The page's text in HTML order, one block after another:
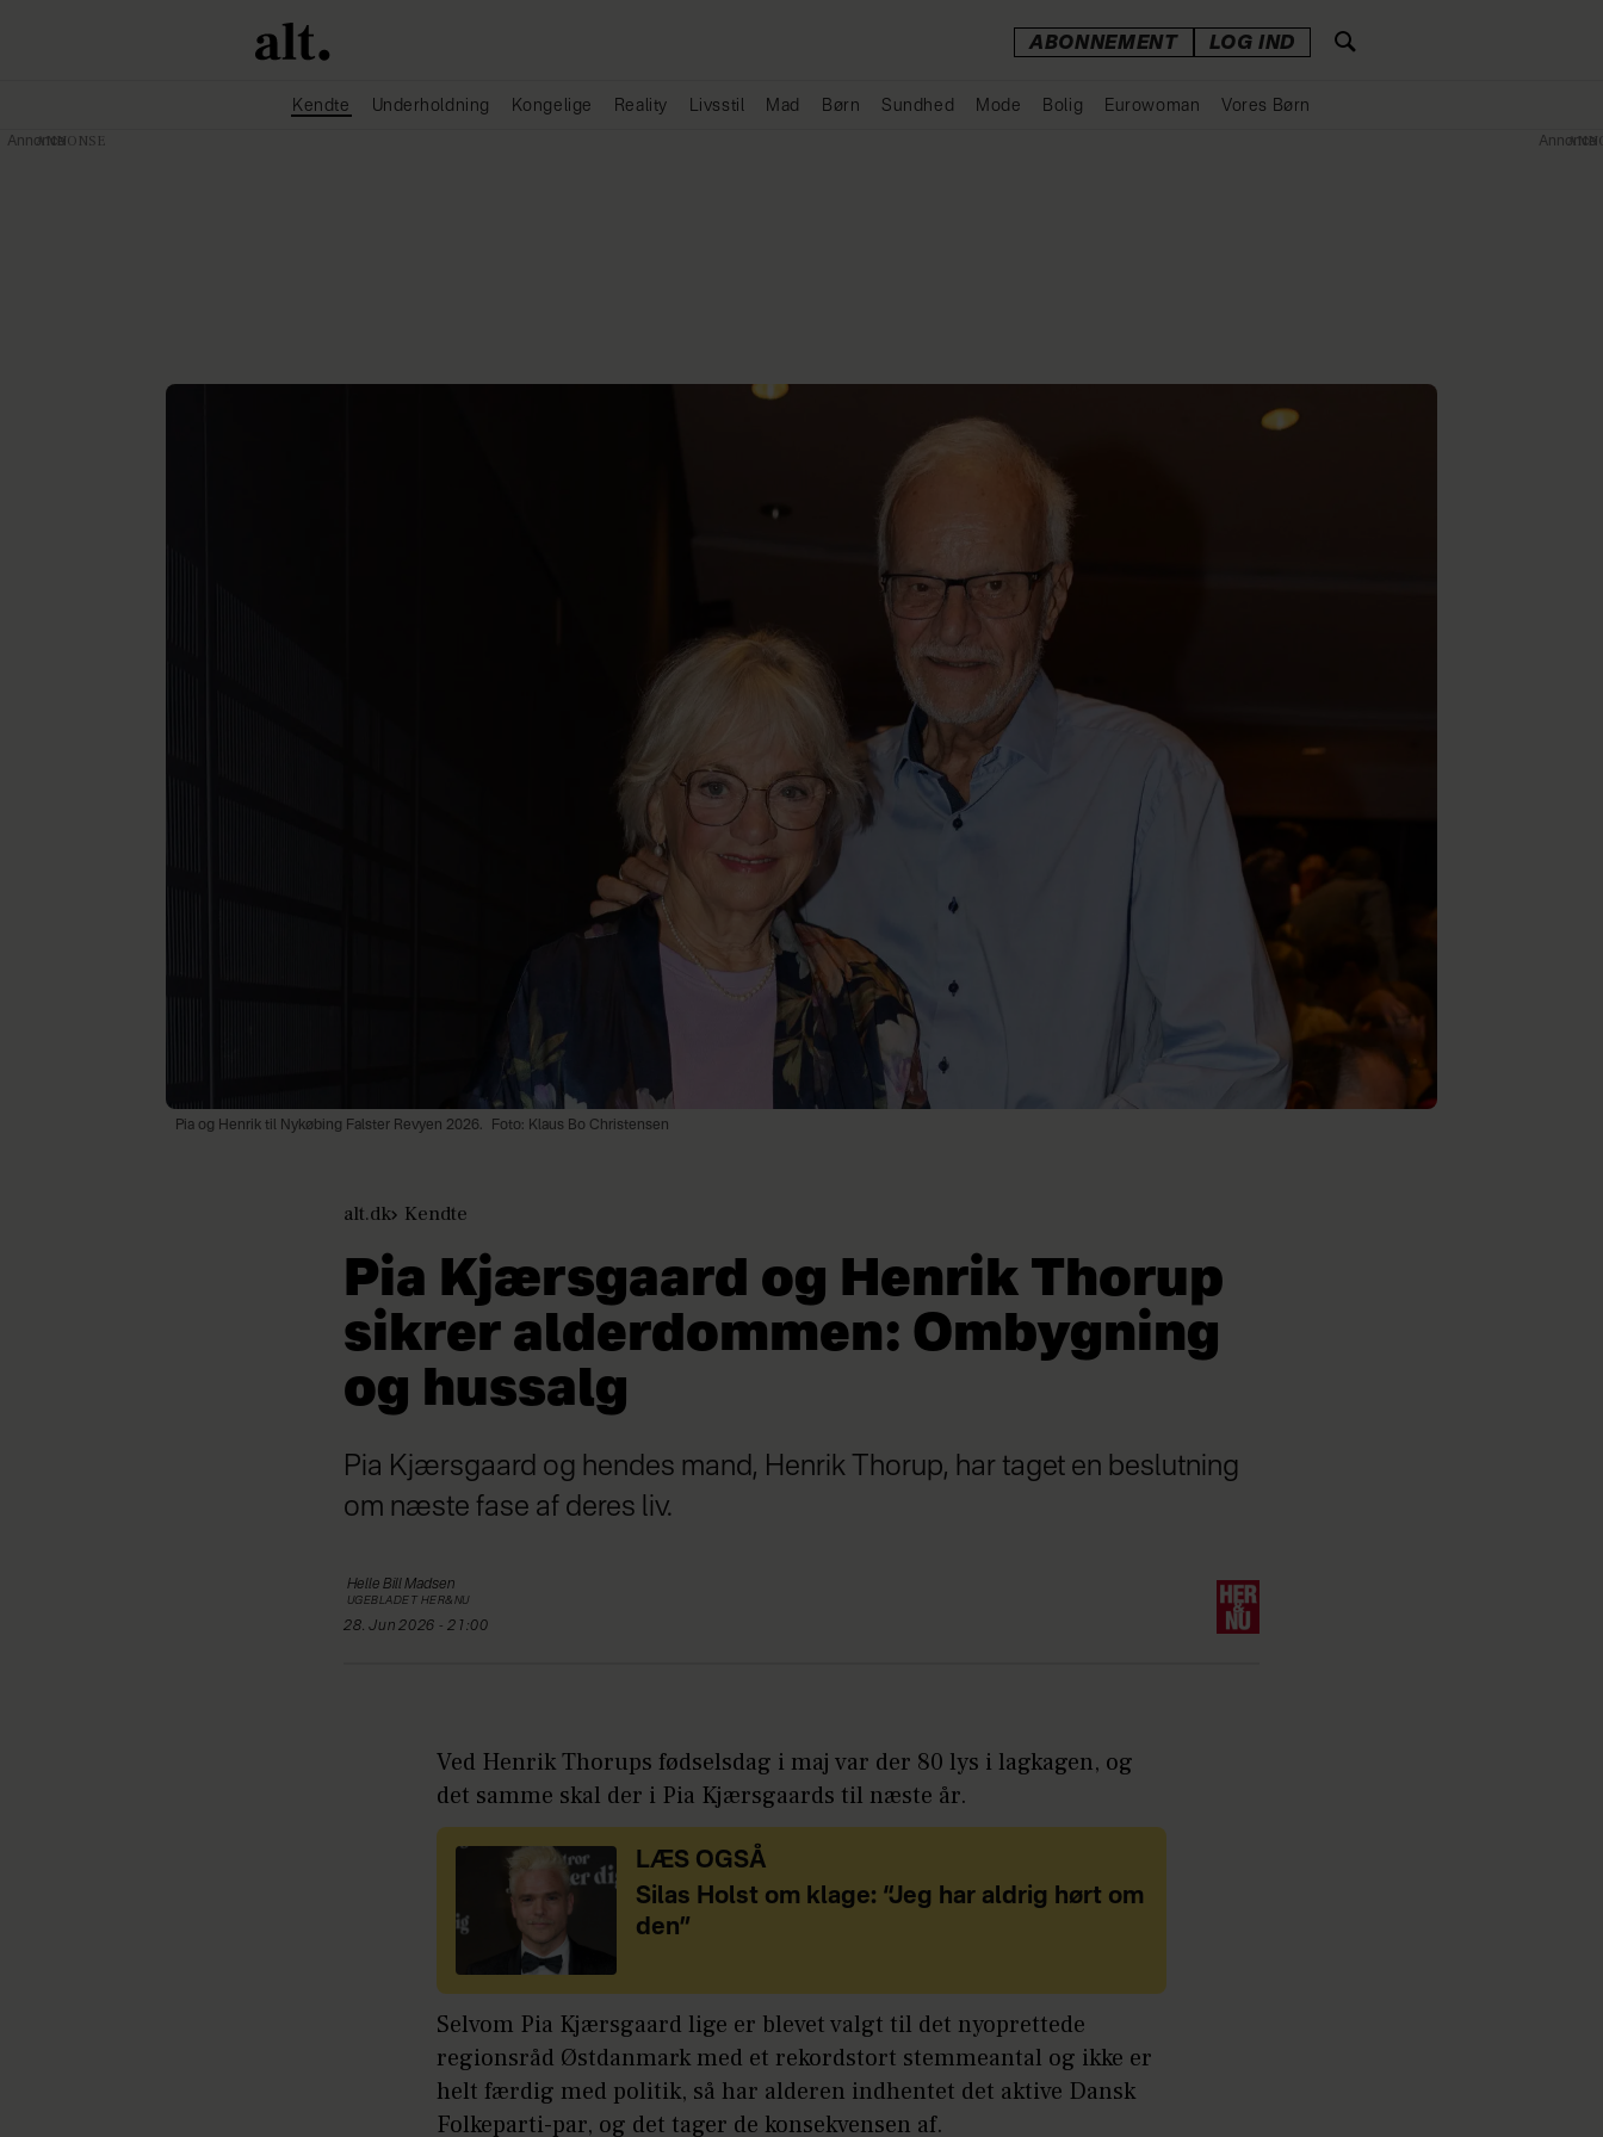
ABONNEMENT LOG IND
Kendte Underholdning Kongelige Reality Livsstil Mad Børn Sundhed Mode Bolig Eurowoman Vores Børn
Pia og Henrik til Nykøbing Falster Revyen 2026. Foto: Klaus Bo Christensen
alt.dk Kendte
Pia Kjærsgaard og Henrik Thorup
sikrer alderdommen: Ombygning
og hussalg
Pia Kjærsgaard og hendes mand, Henrik Thorup, har taget en beslutning
om næste fase af deres liv.
Helle BillMadsen
UGEBLADET HER&NU
28. Jun 2026 - 21:00
Ved Henrik Thorups fødselsdag i maj var der 80 lys i lagkagen, og
det samme skal der i Pia Kjærsgaards til næste år.
LÆS OGSÅ
Silas Holst om klage: “Jeg har aldrig hørt om
den”
Selvom Pia Kjærsgaard lige er blevet valgt til det nyoprettede
regionsråd Østdanmark med et rekordstort stemmeantal og ikke er
helt færdig med politik, så har alderen indhentet det aktive Dansk
Folkeparti-par, og det tager de konsekvensen af.
Annonce Annonce